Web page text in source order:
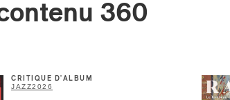
360
CRITIQUE D'ALBUM
JAZZ2026
Fournisseur